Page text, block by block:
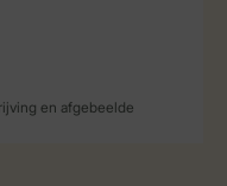
en afgebeelde